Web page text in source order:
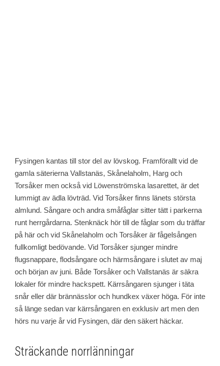
Fysingen kantas till stor del av lövskog. Framförallt vid de
gamla säterierna Vallstanäs, Skånelaholm, Harg och
Torsåker men också vid Löwenströmska lasarettet, är det
lummigt av ädla lövträd. Vid Torsåker finns länets största
almlund. Sångare och andra småfåglar sitter tätt i parkerna
runt herrgårdarna. Stenknäck hör till de fåglar som du träffar
på här och vid Skånelaholm och Torsåker är fågelsången
fullkomligt bedövande. Vid Torsåker sjunger mindre
flugsnappare, flodsångare och härmsångare i slutet av maj
och början av juni. Både Torsåker och Vallstanäs är säkra
lokaler för mindre hackspett. Kärrsångaren sjunger i täta
snår eller där brännässlor och hundkex växer höga. För inte
så länge sedan var kärrsångaren en exklusiv art men den
hörs nu varje år vid Fysingen, där den säkert häckar.
Sträckande norrlänningar